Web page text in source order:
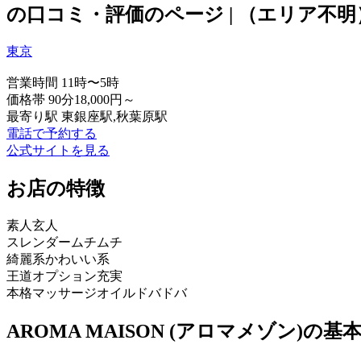
の口コミ・評価のページ | （エリア不
東京
営業時間 11時〜5時
価格帯 90分18,000円～
最寄り駅 東銀座駅,秋葉原駅
電話で予約する
公式サイトを見る
お店の特徴
素人 玄人
スレンダー ムチムチ
綺麗系かわいい系
王道オプション充実
本格マッサージオイルドバドバ
AROMA MAISON (アロマメゾン)の基